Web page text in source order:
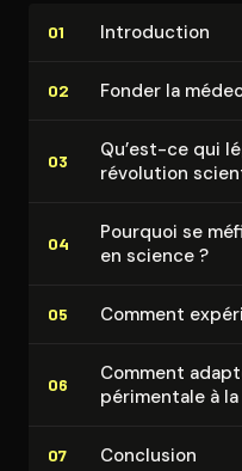
01 In­tro­duc­tion
02 Fonder la
03
Qu’est-ce qui
révolution
04
Pourquoi se
en science ?
05 Comment
06
Comment
pé­ri­men­tale à
07 Conclusion